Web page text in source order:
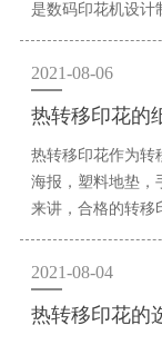
是数码印花机设计
2021-08-06
热转移印花的
热转移印花作为转
海报，塑料地垫，
来讲，合格的转移
2021-08-04
热转移印花的